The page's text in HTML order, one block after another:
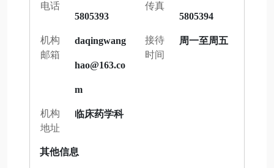
电话
5805393
传真
5805394
机构
邮箱
daqingwang
hao@163.co
m
接待
时间
周一至周五
机构
地址
临床药学科
其他信息